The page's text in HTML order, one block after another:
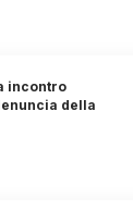
incontro
della